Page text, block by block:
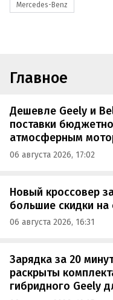
Mercedes-Benz
Главное
Дешевле Geely и
поставки
атмосферным
06 августа 2026, 17:02
Новый кроссовер
большие скидки
06 августа 2026, 16:31
Зарядка за 20
раскрыты
гибридного Geely